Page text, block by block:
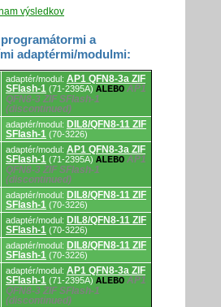
výsledkov
a
adaptérmi/modulmi:
adaptér/modul: AP1 QFN8-3a ZIF
SFlash-1 (71-2395A) ALEBO AP1
QFN8-3 ZIF SFlash-1
(discontinued)
adaptér/modul: DIL8/QFN8-11 ZIF
SFlash-1 (70-3226)
adaptér/modul: AP1 QFN8-3a ZIF
SFlash-1 (71-2395A) ALEBO AP1
QFN8-3 ZIF SFlash-1
(discontinued)
adaptér/modul: DIL8/QFN8-11 ZIF
SFlash-1 (70-3226)
adaptér/modul: DIL8/QFN8-11 ZIF
SFlash-1 (70-3226)
adaptér/modul: DIL8/QFN8-11 ZIF
SFlash-1 (70-3226)
adaptér/modul: AP1 QFN8-3a ZIF
SFlash-1 (71-2395A) ALEBO AP1
QFN8-3 ZIF SFlash-1
(discontinued)